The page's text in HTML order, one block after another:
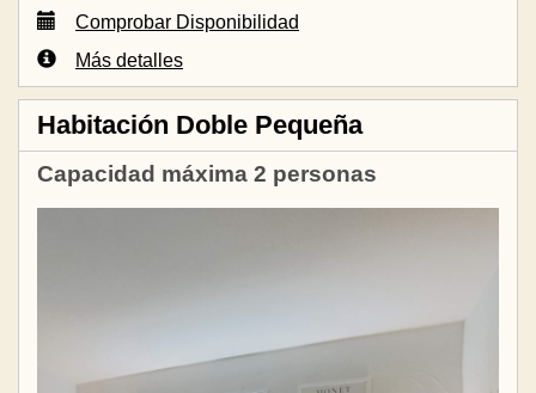
Comprobar Disponibilidad
Más detalles
Habitación Doble Pequeña
Capacidad máxima 2 personas